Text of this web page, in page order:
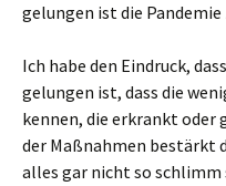
gelungen ist die
Ich habe den Eindruck,
gelungen ist, dass die
kennen, die erkrankt oder
der Maßnahmen bestärkt
alles gar nicht so